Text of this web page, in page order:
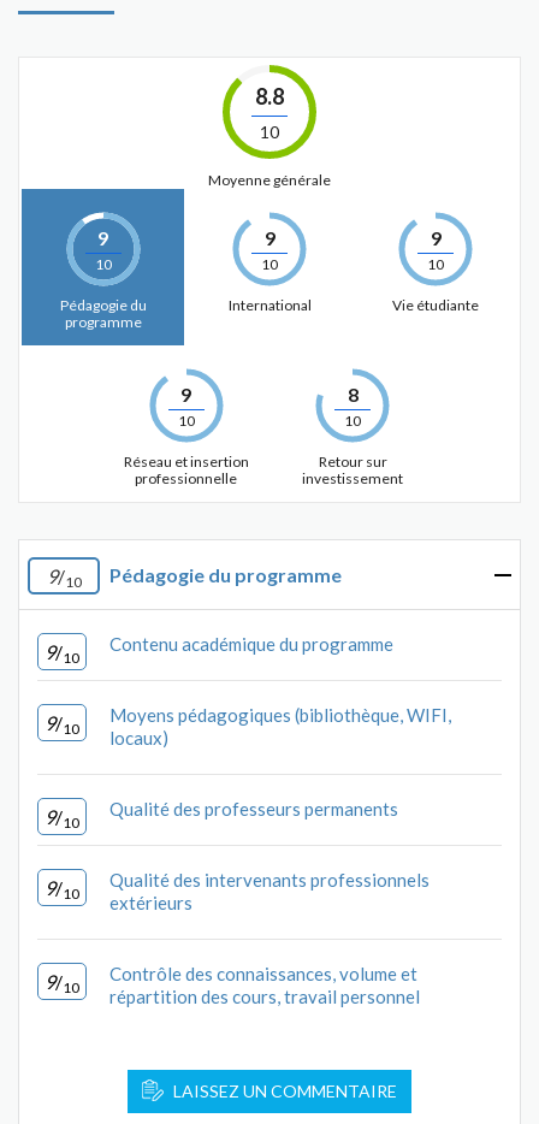
8.8
10
Moyenne générale
9
10
Pédagogie du
programme
9
10
International
9
10
Vie étudiante
9
10
Réseau et insertion
professionnelle
8
10
Retour sur
investissement
9/10 Pédagogie du programme
9/10
Contenu académique du programme
9/10
Moyens pédagogiques (bibliothèque, WIFI,
locaux)
9/10
Qualité des professeurs permanents
9/10
Qualité des intervenants professionnels
extérieurs
9/10
Contrôle des connaissances, volume et
répartition des cours, travail personnel
LAISSEZ UN COMMENTAIRE